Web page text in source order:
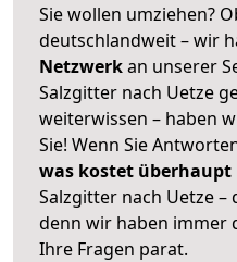
Sie wollen umziehen?
deutschlandweit – wir
Netzwerkan unserer
Salzgitter nach Uetze
weiterwissen – haben
Sie! Wenn Sie
was kostet überhaupt
Salzgitter nach Uetze –
denn wir haben immer
Ihre Fragen parat.